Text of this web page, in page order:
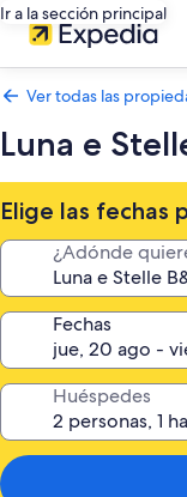
Ir a la sección principal
Ver todas las
Luna e
Elige las fechas
¿Adónde
Fechas
Huéspedes